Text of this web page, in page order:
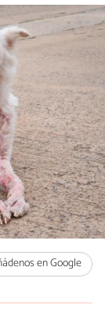
en Google